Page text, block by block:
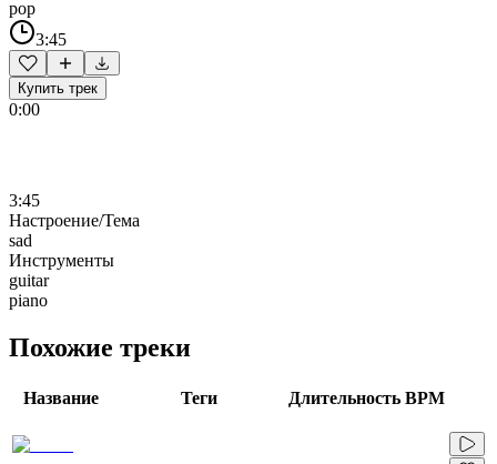
pop
3:45
Купить трек
0:00
3:45
Настроение/Тема
sad
Инструменты
guitar
piano
Похожие треки
Название Теги Длительность BPM